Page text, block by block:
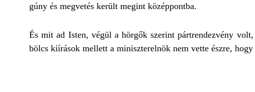
gúny és megvetés került megint középpontba.
És mit ad Isten, végül a hörgők szerint pártrendezvény
bölcs kiírások mellett a miniszterelnök nem vette észre,